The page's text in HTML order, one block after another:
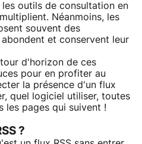
les outils de consultation en
Néanmoins, les
souvent des
et conservent leur
d'horizon de ces
pour en profiter au
la présence d'un flux
quel logiciel utiliser, toutes
les pages qui suivent !
?